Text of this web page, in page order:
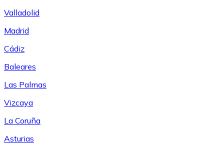
Valladolid
Madrid
Cádiz
Baleares
Las Palmas
Vizcaya
La Coruña
Asturias